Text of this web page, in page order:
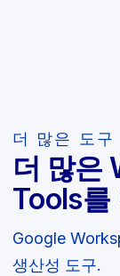
더 많은 도구
더 많은
Tools를
Google
생산성 도구.